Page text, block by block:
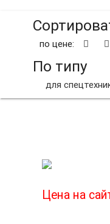
по цене:
По типу
для
Цена на